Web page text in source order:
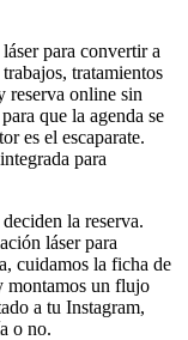
para convertir a
tratamientos
reserva online sin
que la agenda se
es el escaparate.
para
la reserva.
láser para
cuidamos la ficha de
montamos un flujo
a tu Instagram,
o no.